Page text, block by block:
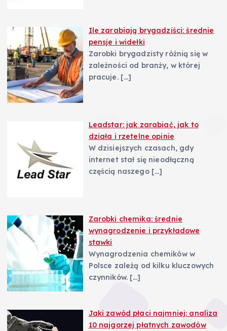
Ile zarabiają brygadziści: średnie
pensje i widełki
Zarobki brygadzisty różnią się w
zależności od branży, w której
pracuje. […]
Leadstar: jak zarabiać, jak to
działa i rzetelne opinie
W dzisiejszych czasach, gdy
internet stał się nieodłączną
częścią naszego […]
Zarobki chemika: średnie
wynagrodzenie i przykładowe
stawki
Wynagrodzenia chemików w
Polsce zależą od kilku kluczowych
czynników. […]
Jaki zawód płaci najmniej: analiza
10 najgorzej płatnych zawodów